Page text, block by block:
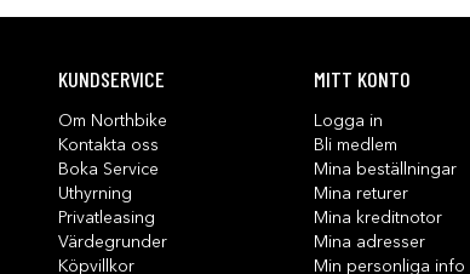
KUNDSERVICE
Om Northbike
Kontakta oss
Boka Service
Uthyrning
Privatleasing
Värdegrunder
Köpvillkor
MITT KONTO
Logga in
Bli medlem
Mina beställningar
Mina returer
Mina kreditnotor
Mina adresser
Min personliga info